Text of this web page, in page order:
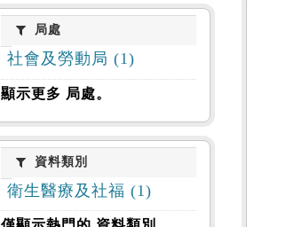
局處局處
社會及勞動局 (1)
顯示更多 局處。
資料類別
資料類別
衛生醫療及社福 (1)